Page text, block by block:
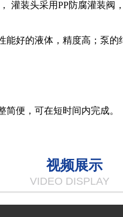
灌装头采用PP防腐灌装阀
能好的液体，精度高；泵
便，可在短时间内完成。
视频展示
VIDEO DISPLAY